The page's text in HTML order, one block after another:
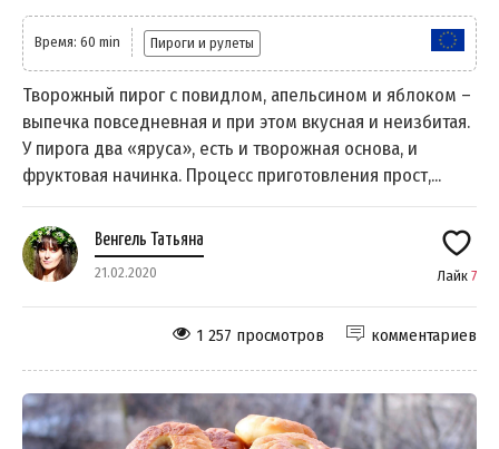
Время: 60 min Пироги и рулеты
Творожный пирог с повидлом, апельсином и яблоком –
выпечка повседневная и при этом вкусная и неизбитая.
У пирога два «яруса», есть и творожная основа, и
фруктовая начинка. Процесс приготовления прост,...
Венгель Татьяна
21.02.2020 Лайк 7
комментариев
1 257 просмотров